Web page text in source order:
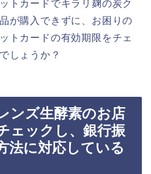
トカードでキラリ麹の炭ク
が購入できずに、お困りの
トカードの有効期限をチェ
しょうか？
ンズ生酵素のお店
ェックし、銀行振
法に対応している